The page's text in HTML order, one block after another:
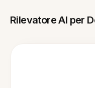
Rilevatore AI per